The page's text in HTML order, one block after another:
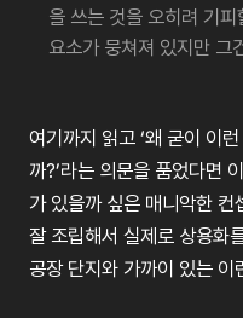
을 쓰는 것을 오히려 기
요소가 뭉쳐져 있지만 그
여기까지 읽고 ‘왜 굳이 이런
까?’라는 의문을 품었다면 이
가 있을까 싶은 매니악한 컨
잘 조립해서 실제로 상용화
공장 단지와 가까이 있는 이